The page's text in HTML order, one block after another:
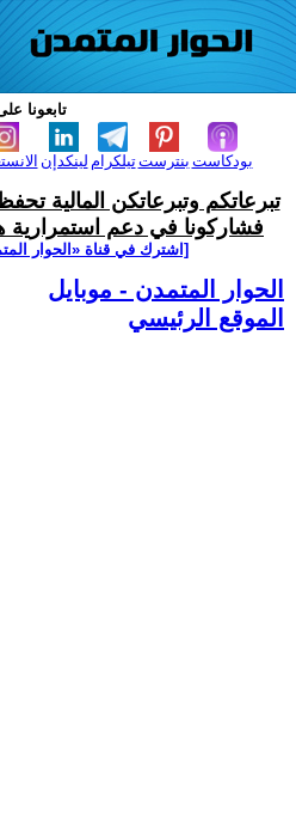
تابعونا
لينكدإن تيلكرامبنترست بودكاست
تبرعاتكم وتبرعاتكن المالية
فشاركونا في دعم استمرارية
[اشترك في قناة ‫«الحوار
الحوار المتمدن - موبايل
الموقع الرئيسي